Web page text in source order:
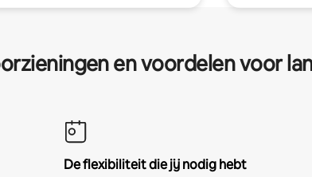
en voordelen voor
De flexibiliteit die jij nodig hebt